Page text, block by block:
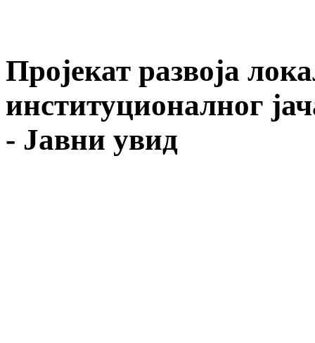
Пројекат развоја
институционалног
- Јавни увид